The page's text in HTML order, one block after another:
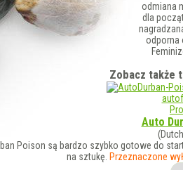
odmiana
dla
odporna
Zobacz także
Auto
Poison są bardzo szybko gotowe do
na sztukę. Przeznaczone